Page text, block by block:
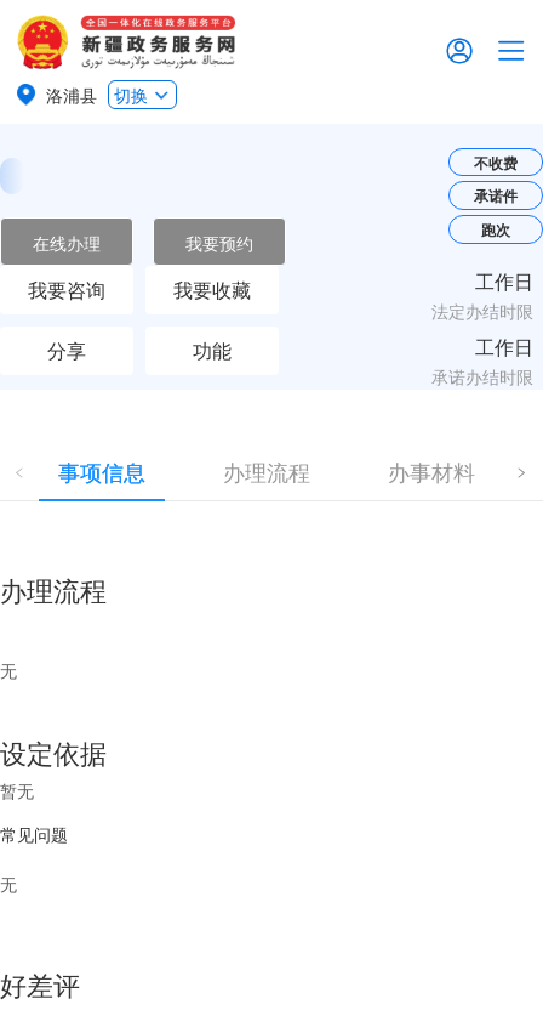
洛浦县 切换
在线办理 我要预约
我要咨询 我要收藏
分享 功能
不收费
承诺件
跑次
工作日
法定办结时限
工作日
承诺办结时限
事项信息 办理流程 办事材料
办理流程
无
设定依据
暂无
常见问题
无
好差评